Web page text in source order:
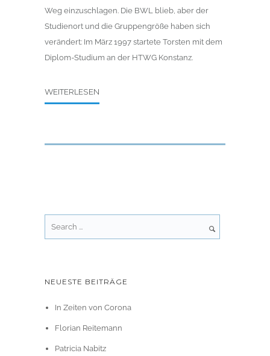
Weg einzuschlagen. Die BWL blieb, aber der
Studienort und die Gruppengröße haben sich
verändert: Im März 1997 startete Torsten mit dem
Diplom-Studium an der HTWG Konstanz.
WEITERLESEN
NEUESTE BEITRÄGE
In Zeiten von Corona
Florian Reitemann
Patricia Nabitz